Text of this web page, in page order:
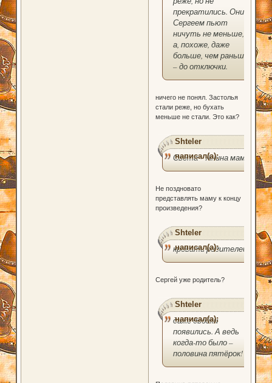
прекратились. Они с
Сергеем пьют
ничуть не меньше,
а, похоже, даже
больше, чем раньше,
– до отключки.
ничего не понял. Застолья
стали реже, но бухать
меньше не стали. Это как?
Shteler
написал(а):
Света – Анина мама
Не поздновато
представлять маму к концу
произведения?
Shteler
написал(а):
кровати родителей
Сергей уже родитель?
Shteler
написал(а):
даже двойки
появились. А ведь
когда-то было –
половина пятёрок!